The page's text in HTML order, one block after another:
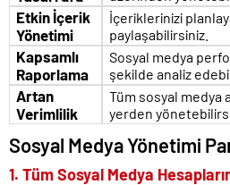
Etkin İçerik
Yönetimi
İçeriklerinizi
paylaşabilirsiniz.
Kapsamlı
Raporlama
Sosyal medya
şekilde analiz
Artan
Verimlilik
Tüm sosyal
yerden
Sosyal Medya Yönetimi
1. Tüm Sosyal Medya